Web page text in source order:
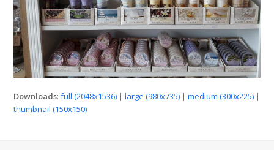
Downloads:full (2048x1536) |large (980x735) |medium (300x225) |
thumbnail (150x150)